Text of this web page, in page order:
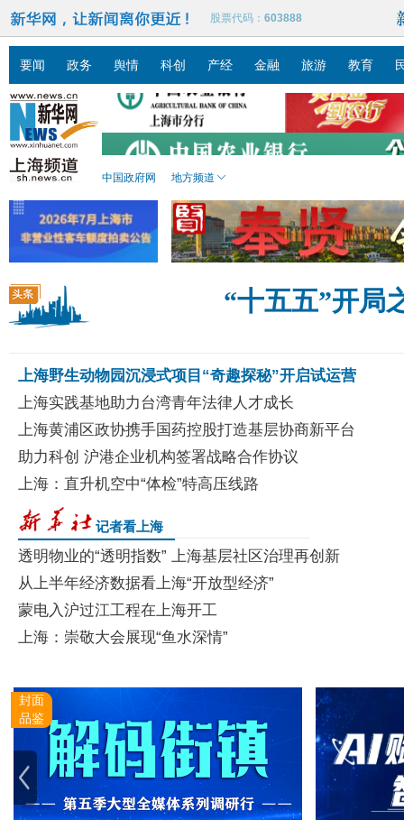
股票代码： 603888
要闻 政务 舆情 科创 产经 金融 旅游 教育
中国政府网 地方频道
“十五五”开局
“十五五”开局
上海野生动物园沉浸式项目“奇趣探秘”开启试运营
上海实践基地助力台湾青年法律人才成长
上海黄浦区政协携手国药控股打造基层协商新平台
助力科创 沪港企业机构签署战略合作协议
上海：直升机空中“体检”特高压线路
记者看上海
透明物业的“透明指数” 上海基层社区治理再创新
从上半年经济数据看上海“开放型经济”
蒙电入沪过江工程在上海开工
上海：崇敬大会展现“鱼水深情”
场景，在上海感受具身智能发展活力
封面
品鉴